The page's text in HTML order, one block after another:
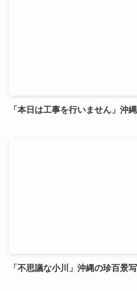
「本日は工事を行いません」沖
「不思議な小川」沖縄の珍百景